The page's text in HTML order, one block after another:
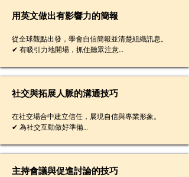
✔ 傳達支援需求與資源配置
用英文做出有影響力的簡報
從全球觀點出發，學會自信簡報並清楚組織訊息。
✔ 有吸引力地開場，抓住聽眾注意
✔ 換位思考，從聽眾角度溝通
社交與拓展人脈的溝通技巧
在社交場合中建立信任，展現自信與專業形象。
✔ 為社交互動做好準備
✔ 建立連結，留下好印象
主持會議與促進討論的技巧